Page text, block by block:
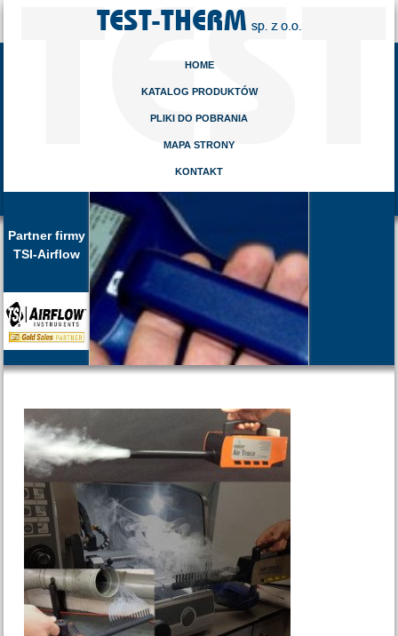
HOME
KATALOG PRODUKTÓW
PLIKI DO POBRANIA
MAPA STRONY
KONTAKT
Partner firmy
TSI-Airflow